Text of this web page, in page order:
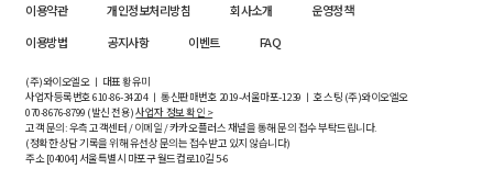
이용약관 개인정보처리방침 회사소개
운영정책
이용방법
공지사항 이벤트 FAQ
(주)와이오엘오 ㅣ 대표 황유미
사업자등록번호610-86-34204ㅣ 통신판매번호 2019-서울마포-1239 ㅣ 호스팅 (주)와이오엘오
070-8676-8799 (발신 전용)사업자 정보 확인 >
고객 문의: 우측 고객센터 / 이메일 / 카카오플러스 채널을 통해 문의 접수 부탁드립니다.
(정확한 상담 기록을 위해 유선상 문의는 접수받고 있지 않습니다)
주소 [04004] 서울특별시 마포구 월드컵로10길5-6